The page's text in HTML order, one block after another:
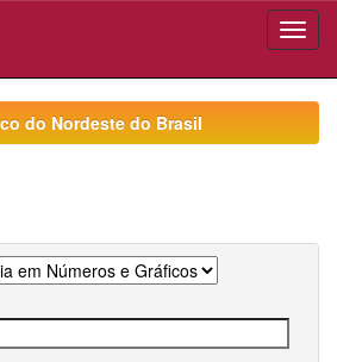
do Nordeste do Brasil